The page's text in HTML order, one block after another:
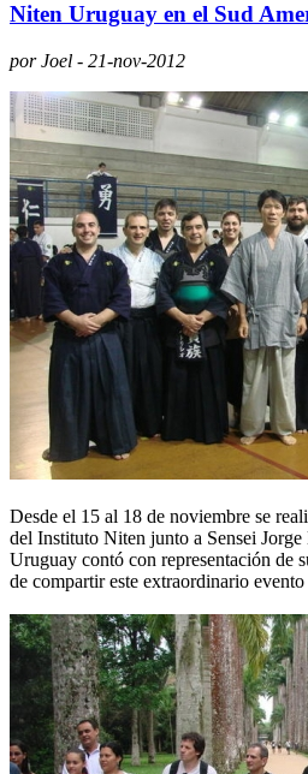
Niten Uruguay en el Sud
por Joel - 21-nov-2012
Desde el 15 al 18 de noviembre se
del Instituto Niten junto a Sensei
Uruguay contó con representación de
de compartir este extraordinario